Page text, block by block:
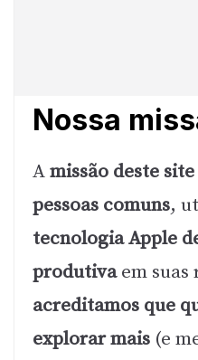
Nossa
Amissão deste
pessoas comuns,
tecnologia Apple
produtivaem suas
acreditamos que
explorar mais (e